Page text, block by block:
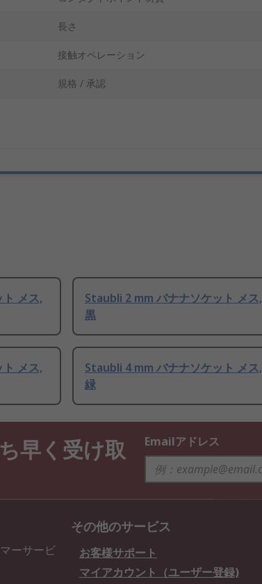
長さ
接触オペレーション
規格 / 承認
メス,
Staubli 2 mm バナナソケット メス,
黒
メス,
Staubli 4 mm バナナソケット メス,
緑
早く受け取
Emailアドレス
ーサービ
その他のサービス
お客様サポート
マイアカウント（ユーザー登録)